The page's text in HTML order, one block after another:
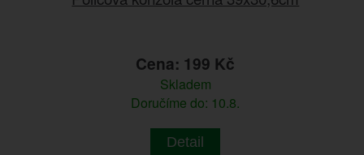
Cena: 199 Kč
Skladem
Doručíme do: 10.8.
Detail